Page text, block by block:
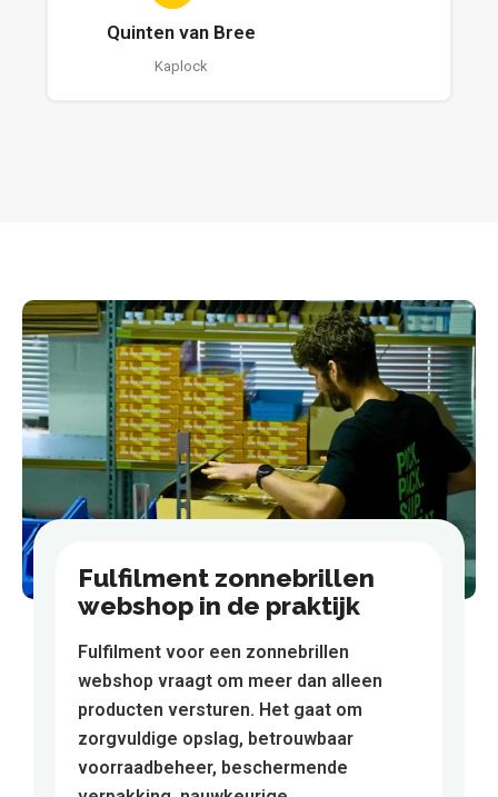
Quinten van Bree
Kaplock
Fulfilment zonnebrillen
webshop in de praktijk
Fulfilment voor een zonnebrillen
webshop vraagt om meer dan alleen
producten versturen. Het gaat om
zorgvuldige opslag, betrouwbaar
voorraadbeheer, beschermende